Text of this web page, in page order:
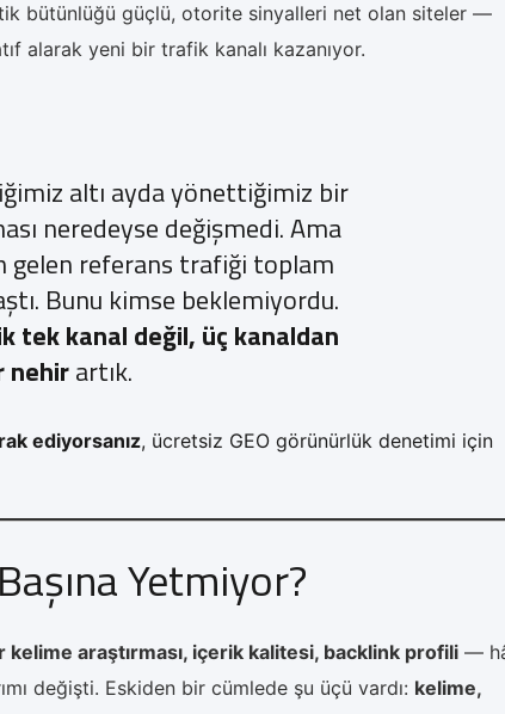
bütünlüğü güçlü, otorite sinyalleri net olan siteler —
alarak yeni bir trafik kanalı kazanıyor.
altı ayda yönettiğimiz bir
neredeyse değişmedi. Ama
gelen referans trafiği toplam
Bunu kimse beklemiyordu.
tek kanal değil, üç kanaldan
nehirartık.
ediyorsanız, ücretsiz GEO görünürlük denetimi için
Yetmiyor?
kelime araştırması, içerik kalitesi, backlink profili —
değişti. Eskiden bir cümlede şu üçü vardı: kelime,